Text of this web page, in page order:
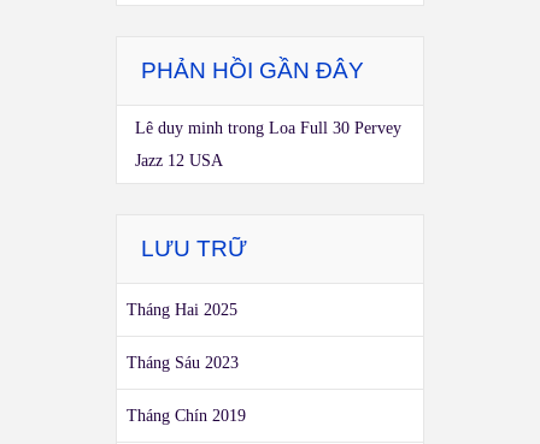
PHẢN HỒI GẦN ĐÂY
Lê duy minh trong Loa Full 30 Pervey
Jazz 12 USA
LƯU TRỮ
Tháng Hai 2025
Tháng Sáu 2023
Tháng Chín 2019